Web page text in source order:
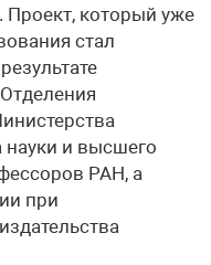
Проект, который уже
стал
и высшего
РАН, а
при